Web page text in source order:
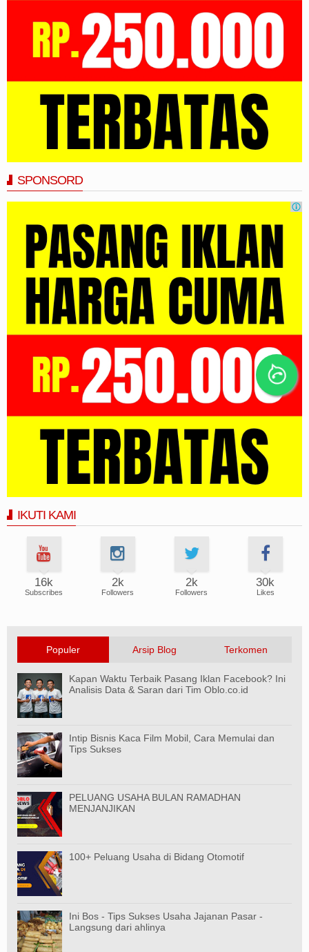
SPONSORD
IKUTI KAMI
16k
Subscribes
2k
Followers
2k
Followers
30k
Likes
Populer Arsip Blog Terkomen
Kapan Waktu Terbaik Pasang Iklan Facebook? Ini
Analisis Data & Saran dari Tim Oblo.co.id
Intip Bisnis Kaca Film Mobil, Cara Memulai dan
Tips Sukses
PELUANG USAHA BULAN RAMADHAN
MENJANJIKAN
100+ Peluang Usaha di Bidang Otomotif
Ini Bos - Tips Sukses Usaha Jajanan Pasar -
Langsung dari ahlinya